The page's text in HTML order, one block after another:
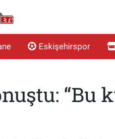
Eskişehirspor
“Bu